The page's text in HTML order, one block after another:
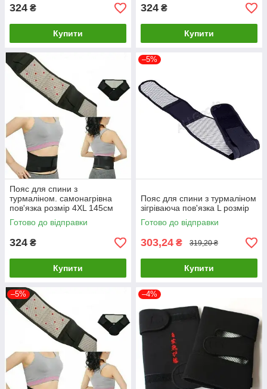
324 ₴
Купити
324 ₴
Купити
Пояс для спини з
турмаліном. самонагрівна
пов'язка розмір 4XL 145см
Готово до відправки
324 ₴
Купити
–5%
Пояс для спини з турмаліном
зігріваюча пов'язка L розмір
Готово до відправки
303,24 ₴ 319,20 ₴
Купити
–5% –4%